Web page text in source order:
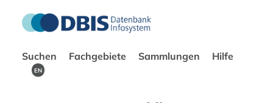
Suchen Fachgebiete Sammlungen Hilfe
EN